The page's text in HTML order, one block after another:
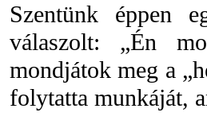
Szentünk éppen
válaszolt: „Én
mondjátok meg a
folytatta munkáját,